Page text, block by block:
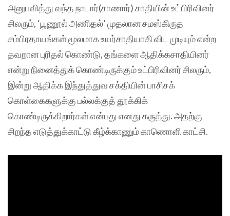
அனுபவித்து வந்த நாடார்(சாணார்) சாதியின் உட்பிரிவினர்
சிலரும், ‘பூணூல் அணிதல்’ முதலான சமஸ்கிருத
சம்பிரதாயங்கள் மூலமாக உயர்சாதியாகி விட முடியும் என்ற
தவறான புரிதல் கொண்டு, தங்களை ஆதிக்கசாதியினர்
என்று நினைத்துக் கொண்டிருக்கும் உட்பிரிவினர் சிலரும்,
இன்று ஆதிக்க இந்துத்துவ சக்தியின் பாசிசக்
கொள்கைகளுக்கு பல்லக்குத் தூக்கிக்
கொண்டிருக்கிறார்கள் என்பது எனது கருத்து. அதற்கு
சிறந்த எடுத்துக்காட்டு கீழ்க்காணும் காணொளி காட்சி.